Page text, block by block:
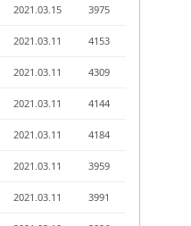
2021.03.15 3975
2021.03.11 4153
2021.03.11 4309
2021.03.11 4144
2021.03.11 4184
2021.03.11 3959
2021.03.11 3991